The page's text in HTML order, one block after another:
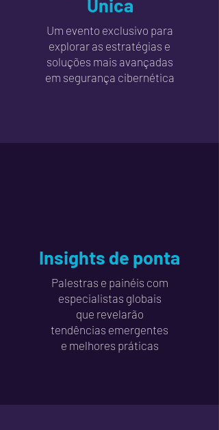
Única
Um evento exclusivo para
explorar as estratégias e
soluções mais avançadas
em segurança cibernética
Insights de ponta
Palestras e painéis com
especialistas globais
que revelarão
tendências emergentes
e melhores práticas